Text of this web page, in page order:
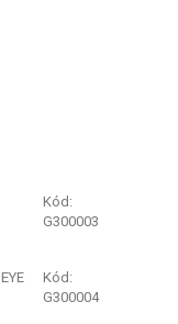
Kód:
G300003
Kód:
G300004